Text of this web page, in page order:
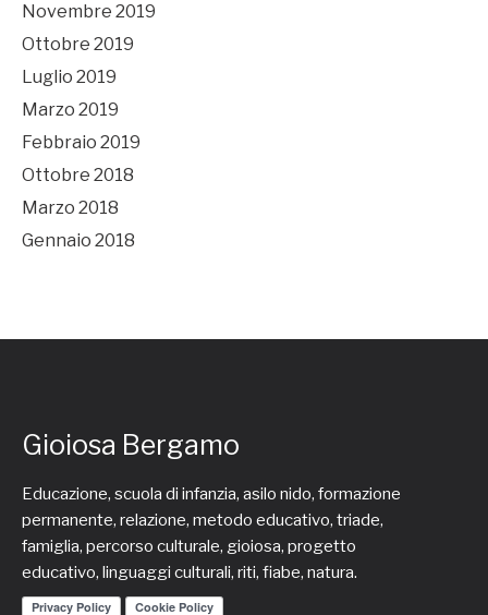
Novembre 2019
Ottobre 2019
Luglio 2019
Marzo 2019
Febbraio 2019
Ottobre 2018
Marzo 2018
Gennaio 2018
Gioiosa Bergamo
Educazione, scuola di infanzia, asilo nido, formazione
permanente, relazione, metodo educativo, triade,
famiglia, percorso culturale, gioiosa, progetto
educativo, linguaggi culturali, riti, fiabe, natura.